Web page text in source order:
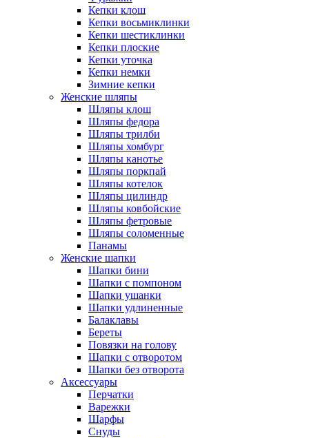
Кепки клош
Кепки восьмиклинки
Кепки шестиклинки
Кепки плоские
Кепки уточка
Кепки немки
Зимние кепки
Женские шляпы
Шляпы клош
Шляпы федора
Шляпы трилби
Шляпы хомбург
Шляпы канотье
Шляпы поркпай
Шляпы котелок
Шляпы цилиндр
Шляпы ковбойские
Шляпы фетровые
Шляпы соломенные
Панамы
Женские шапки
Шапки бини
Шапки с помпоном
Шапки ушанки
Шапки удлиненные
Балаклавы
Береты
Повязки на голову
Шапки с отворотом
Шапки без отворота
Аксессуары
Перчатки
Варежки
Шарфы
Снуды